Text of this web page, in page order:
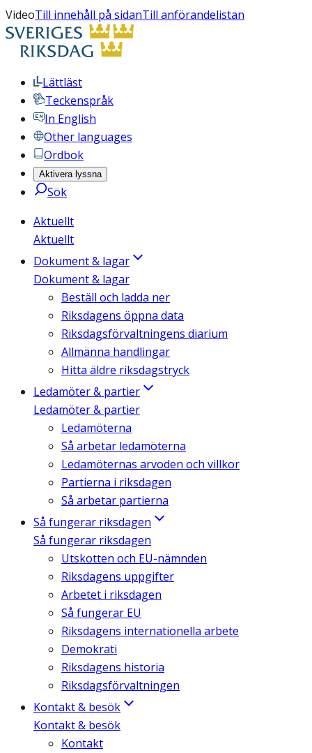
VideoTill innehåll på sidanTill anförandelistan
Lättläst
Teckenspråk
In English
Other languages
Ordbok
Aktivera lyssna
Sök
Aktuellt
Aktuellt
Dokument & lagar
Dokument & lagar
Beställ och ladda ner
Riksdagens öppna data
Riksdagsförvaltningens diarium
Allmänna handlingar
Hitta äldre riksdagstryck
Ledamöter & partier
Ledamöter & partier
Ledamöterna
Så arbetar ledamöterna
Ledamöternas arvoden och villkor
Partierna i riksdagen
Så arbetar partierna
Så fungerar riksdagen
Så fungerar riksdagen
Utskotten och EU-nämnden
Riksdagens uppgifter
Arbetet i riksdagen
Så fungerar EU
Riksdagens internationella arbete
Demokrati
Riksdagens historia
Riksdagsförvaltningen
Kontakt & besök
Kontakt & besök
Kontakt